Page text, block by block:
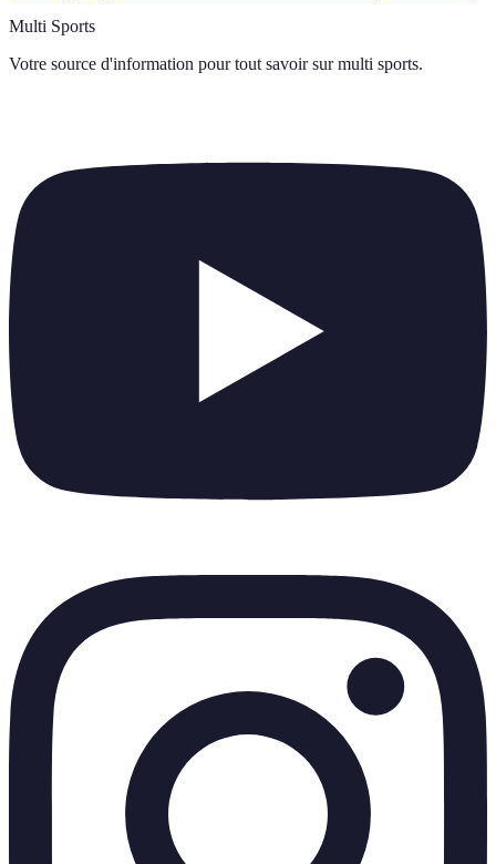
Multi Sports
Votre source d'information pour tout savoir sur multi sports.